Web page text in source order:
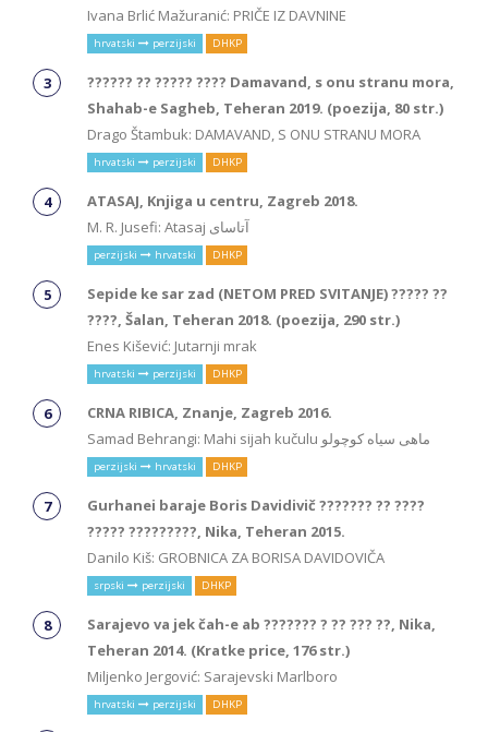
Ivana Brlić Mažuranić: PRIČE IZ DAVNINE
hrvatski perzijski DHKP
?????? ?? ????? ???? Damavand, s onu stranu mora,
Shahab-e Sagheb, Teheran 2019. (poezija, 80 str.)
Drago Štambuk: DAMAVAND, S ONU STRANU MORA
hrvatski perzijski DHKP
ATASAJ, Knjiga u centru, Zagreb 2018.
M. R. Jusefi: Atasaj آتاسای
perzijski hrvatski DHKP
Sepide ke sar zad (NETOM PRED SVITANJE) ????? ??
????, Šalan, Teheran 2018. (poezija, 290 str.)
Enes Kišević: Jutarnji mrak
hrvatski perzijski DHKP
CRNA RIBICA, Znanje, Zagreb 2016.
Samad Behrangi: Mahi sijah kučulu ماهی سیاه کوچولو
perzijski hrvatski DHKP
Gurhanei baraje Boris Davidivič ??????? ?? ????
????? ?????????, Nika, Teheran 2015.
Danilo Kiš: GROBNICA ZA BORISA DAVIDOVIČA
srpski perzijski DHKP
Sarajevo va jek čah-e ab ??????? ? ?? ??? ??, Nika,
Teheran 2014. (Kratke price, 176 str.)
Miljenko Jergović: Sarajevski Marlboro
hrvatski perzijski DHKP